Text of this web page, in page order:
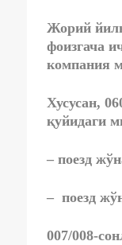
Жорий
фоизгача
компания
Хусусан,
қуйидаги
– поезд
– поезд
007/008-